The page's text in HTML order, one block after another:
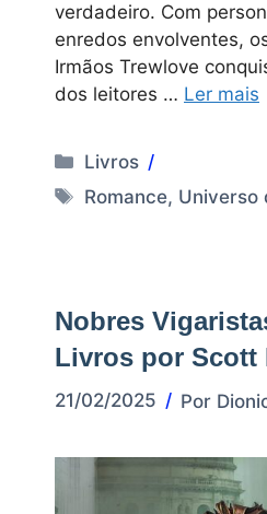
verdadeiro. Com
enredos envolventes,
Irmãos Trewlove
dos leitores … Ler mais
Categorias
Livros
Tags
Romance, Universo
Nobres
Livros por Scott
21/02/2025 Por